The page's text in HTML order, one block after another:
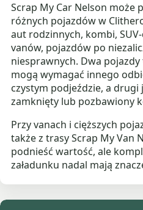
Scrap My Car Nelson może
różnych pojazdów w
aut rodzinnych, kombi,
vanów, pojazdów po
niesprawnych. Dwa
mogą wymagać innego
czystym podjeździe, a drugi
zamknięty lub pozbawiony
Przy vanach i cięższych
także z trasy Scrap My Van
podnieść wartość, ale
załadunku nadal mają